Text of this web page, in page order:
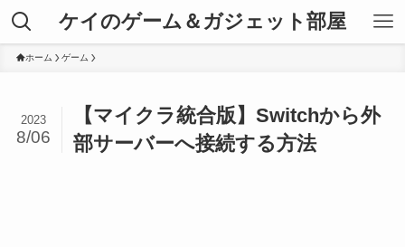
ケイのゲーム＆ガジェット部屋
ホーム ゲーム
【マイクラ統合版】Switchから外
部サーバーへ接続する方法
2023
8/06